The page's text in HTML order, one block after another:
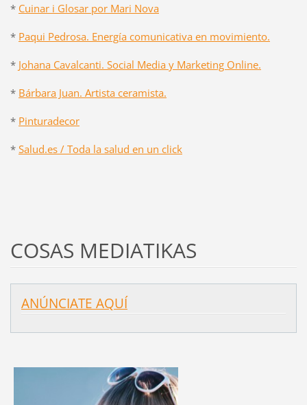
* Cuinar i Glosar por Mari Nova
* Paqui Pedrosa. Energía comunicativa en movimiento.
* Johana Cavalcanti. Social Media y Marketing Online.
* Bárbara Juan. Artista ceramista.
* Pinturadecor
* Salud.es / Toda la salud en un click
COSAS MEDIATIKAS
ANÚNCIATE AQUÍ